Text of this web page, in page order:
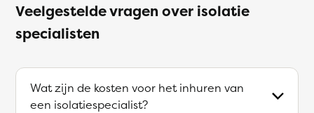
Veelgestelde vragen over isolatie
specialisten
Wat zijn de kosten voor het inhuren van
een isolatiespecialist?